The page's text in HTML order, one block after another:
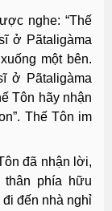
nghe: “Thế
ở Pãtaligàma
một bên.
ở Pãtaligàma
Tôn hãy nhận
Thế Tôn im
đã nhận lời,
phía hữu
đến nhà nghỉ